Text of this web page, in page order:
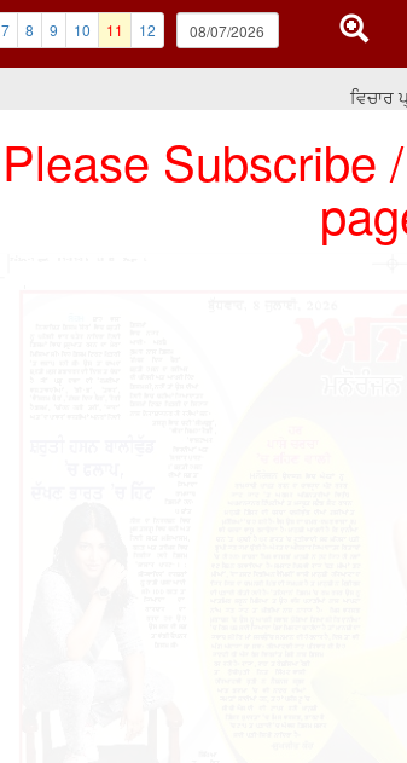
7 8 9 10 11 12
ਵਿਚਾਰ
Please Subscribe